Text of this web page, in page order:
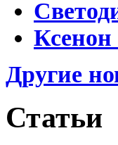
Ксенон
Другие
Статьи